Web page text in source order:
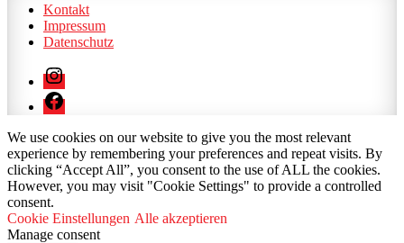
Kontakt
Impressum
Datenschutz
Instagram
Facebook
We use cookies on our website to give you the most relevant
experience by remembering your preferences and repeat visits. By
clicking “Accept All”, you consent to the use of ALL the cookies.
However, you may visit "Cookie Settings" to provide a controlled
consent.
Cookie Einstellungen Alle akzeptieren
Manage consent